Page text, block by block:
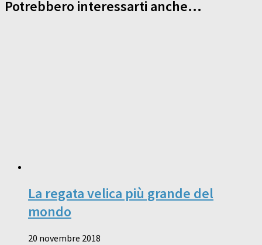
Potrebbero interessarti anche...
La regata velica più grande del
mondo
20 novembre 2018